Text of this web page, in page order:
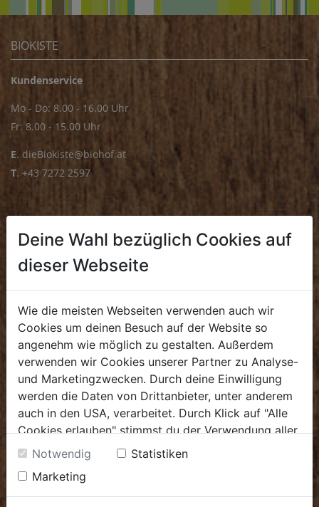
BIOKISTE
Kundenservice
Mo - Do: 8.00 - 16.00 Uhr
Fr: 8.00 - 15.00 Uhr
E. dieBiokiste@biohof.at
T. +43 7272 2597
Öffnungszeiten
Sa: 8.00 - 14.00 Uhr
Bürozeiten
Mo - Fr: 8.00 - 16.00 Uhr
E.biofrischmarkt@biohof.at
+43 7272 4859 70
KULINARIUM
Deine Wahl bezüglich Cookies auf
dieser Webseite
Wie die meisten Webseiten verwenden auch wir
Cookies um deinen Besuch auf der Website so
angenehm wie möglich zu gestalten. Außerdem
verwenden wir Cookies unserer Partner zu Analyse-
und Marketingzwecken. Durch deine Einwilligung
werden die Daten von Drittanbieter, unter anderem
auch in den USA, verarbeitet. Durch Klick auf "Alle
Cookies erlauben" stimmst du der Verwendung aller
Cookies zu. Unter "Details anzeigen" findest du alle
Infos zu den unterschiedlichen Cookies, du kannst
auch entscheiden, welche Cookies du erlauben
möchtest.
Notwendig
Statistiken
Marketing